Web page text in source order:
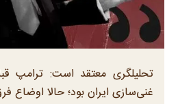
تحلیلگری معتقد است: ترامپ
غنی‌سازی ایران بود؛ حالا اوضاع